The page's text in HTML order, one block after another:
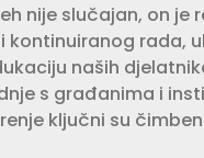
nije slučajan, on je
kontinuiranog rada,
naših
s građanima i
ključni su